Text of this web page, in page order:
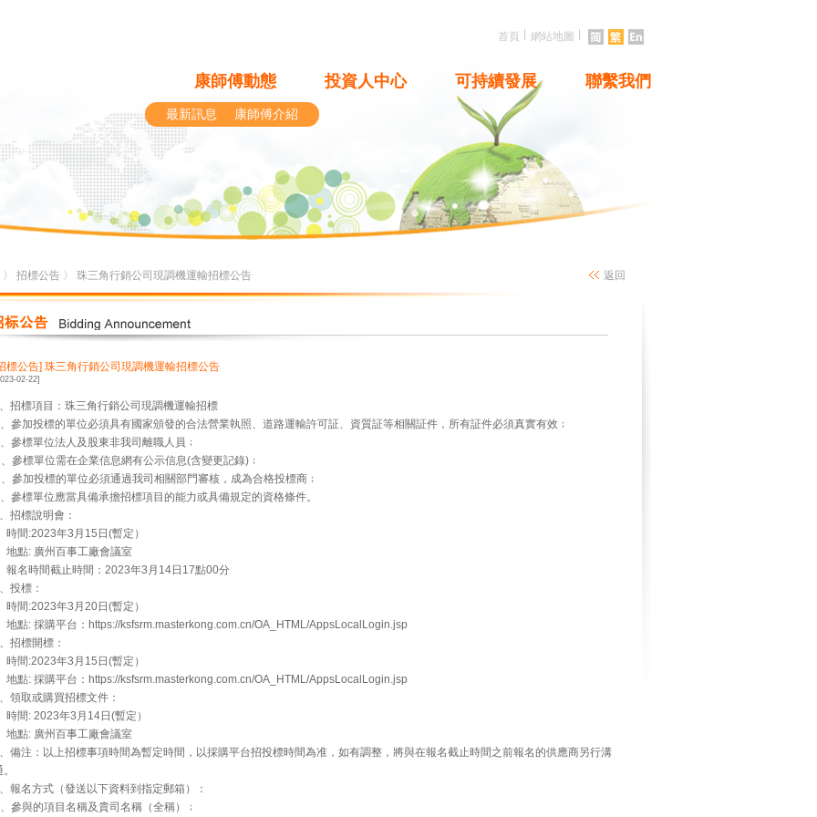
首頁 網站地圖
康師傅動態 投資人中心 可持續發展 聯繫我們
最新訊息 康師傅介紹
〉 招標公告 〉 珠三角行銷公司現調機運輸招標公告 返回
標公告] 珠三角行銷公司現調機運輸招標公告
02-22]
招標項目：珠三角行銷公司現調機運輸招標
參加投標的單位必須具有國家頒發的合法營業執照、道路運輸許可証、資質証等相關証件，所有証件必須真實有效﹔
參標單位法人及股東非我司離職人員﹔
參標單位需在企業信息網有公示信息(含變更記錄)﹔
參加投標的單位必須通過我司相關部門審核，成為合格投標商﹔
參標單位應當具備承擔招標項目的能力或具備規定的資格條件。
招標說明會：
間:2023年3月15日(暫定）
點: 廣州百事工廠會議室
名時間截止時間：2023年3月14日17點00分
投標：
間:2023年3月20日(暫定）
點: 採購平台：https://ksfsrm.masterkong.com.cn/OA_HTML/AppsLocalLogin.jsp
招標開標：
間:2023年3月15日(暫定）
點: 採購平台：https://ksfsrm.masterkong.com.cn/OA_HTML/AppsLocalLogin.jsp
領取或購買招標文件：
間: 2023年3月14日(暫定）
點: 廣州百事工廠會議室
備注：以上招標事項時間為暫定時間，以採購平台招投標時間為准，如有調整，將與在報名截止時間之前報名的供應商另行溝
報名方式（發送以下資料到指定郵箱）：
參與的項目名稱及貴司名稱（全稱）﹔